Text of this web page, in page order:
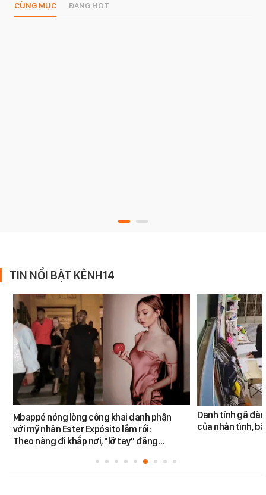
CÙNG MỤC ĐANG HOT
TIN NỔI BẬT KÊNH14
Mbappé nóng lòng công khai danh phận
với mỹ nhân Ester Expósito lắm rồi:
Theo nàng đi khắp nơi, "lỡ tay" đăng…
Danh tính gã
của nhân tình,